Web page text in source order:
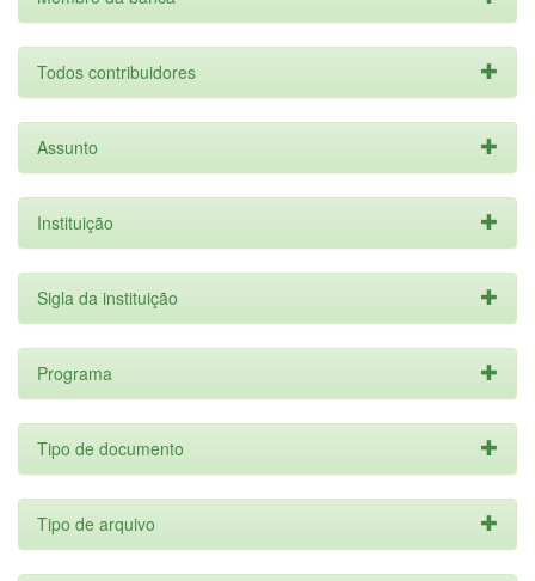
Todos contribuidores
Assunto
Instituição
Sigla da instituição
Programa
Tipo de documento
Tipo de arquivo